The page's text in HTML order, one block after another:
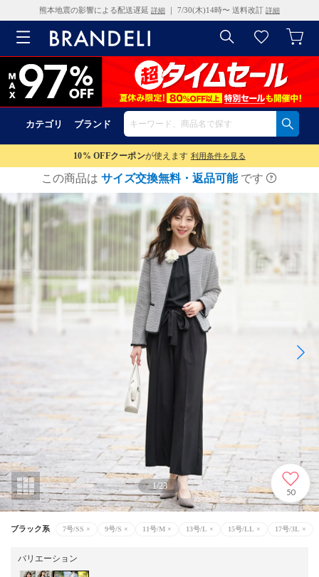
熊本地震の影響による配送遅延 詳細 ｜ 7/30(木)14時〜 送料改訂 詳細
カテゴリ ブランド
10% OFFクーポンが使えます 利用条件を見る
この商品は サイズ交換無料・返品可能 です
1/23
50
ブラック系 7号/SS × 9号/S × 11号/M × 13号/L × 15号/LL × 17号/3L ×
バリエーション